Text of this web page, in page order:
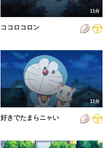
11分
ココロコロン
11分
好きでたまらニャい